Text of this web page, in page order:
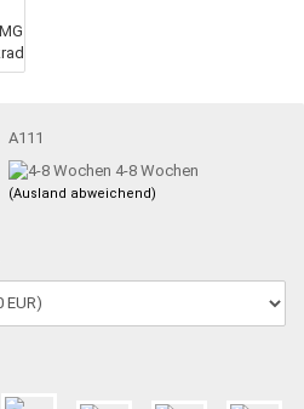
A111
4-8 Wochen
(Ausland abweichend)